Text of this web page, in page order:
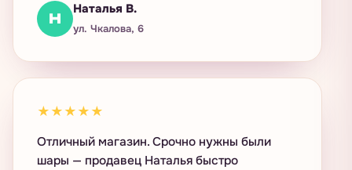
Н
Наталья В.
ул. Чкалова, 6
★★★★★
Отличный магазин. Срочно нужны были
шары — продавец Наталья быстро